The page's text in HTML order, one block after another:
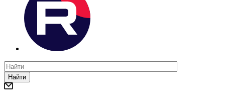
Найти